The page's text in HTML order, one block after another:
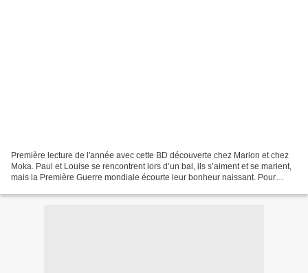
Première lecture de l'année avec cette BD découverte chez Marion et chez
Moka. Paul et Louise se rencontrent lors d’un bal, ils s’aiment et se marient,
mais la Première Guerre mondiale écourte leur bonheur naissant. Pour